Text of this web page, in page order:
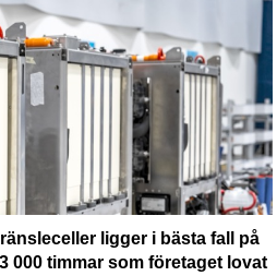
ligger i bästa fall på
000 timmar som företaget lovat